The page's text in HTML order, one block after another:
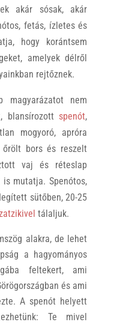
akár sósak, akár
fetás, ízletes és
hogy korántsem
amelyek délről
rejtőznek.
magyarázatot nem
blansírozott spenót,
mogyoró, apróra
bors és reszelt
vaj és réteslap
is mutatja. Spenótos,
sütőben, 20-25
tálaljuk.
alakra, de lehet
a hagyományos
feltekert, ami
és ami
A spenót helyett
Te mivel